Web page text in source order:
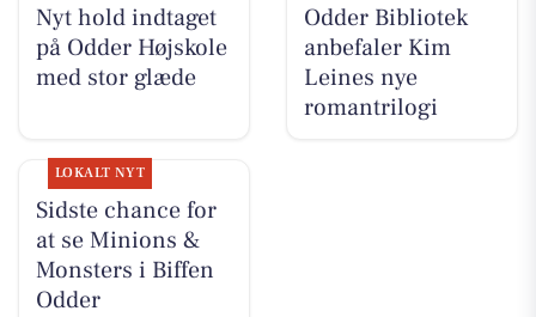
Nyt hold indtaget
på Odder Højskole
med stor glæde
Odder Bibliotek
anbefaler Kim
Leines nye
romantrilogi
LOKALT NYT
Sidste chance for
at se Minions &
Monsters i Biffen
Odder